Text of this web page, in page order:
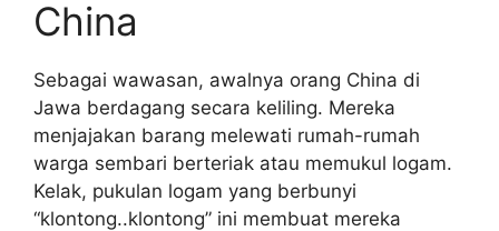
China
Sebagai wawasan, awalnya orang China di
Jawa berdagang secara keliling. Mereka
menjajakan barang melewati rumah-rumah
warga sembari berteriak atau memukul logam.
Kelak, pukulan logam yang berbunyi
“klontong..klontong” ini membuat mereka